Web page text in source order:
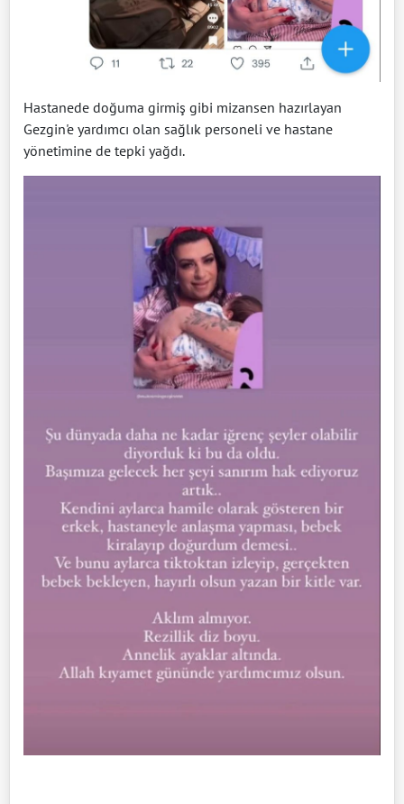
Hastanede doğuma girmiş gibi mizansen hazırlayan
Gezgin'e yardımcı olan sağlık personeli ve hastane
yönetimine de tepki yağdı.